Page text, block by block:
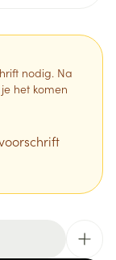
nodig. Na
het komen